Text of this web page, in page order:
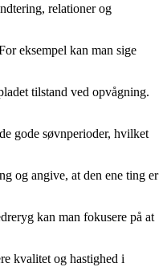
relationer og
eksempel kan man sige
tilstand ved opvågning.
gode søvnperioder, hvilket
og angive, at den ene ting er
kan man fokusere på at
kvalitet og hastighed i